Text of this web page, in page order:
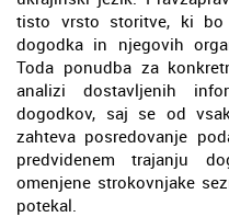
tisto vrsto storitve, ki bo
dogodka in njegovih
Toda ponudba za
analizi dostavljenih
dogodkov, saj se od
zahteva posredovanje
predvidenem trajanju
omenjene strokovnjake
potekal.